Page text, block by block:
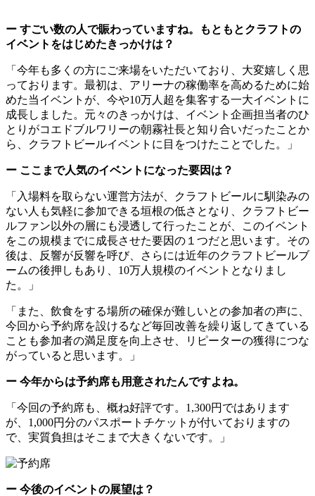
ー すごい数の人で賑わっていますね。もともとクラフトの
イベントをはじめたきっかけは？
「今年も多くの方にご来場をいただいており、大変嬉しく思
っております。最初は、アリーナの稼働率を高めるために始
めた当イベントが、今や10万人超を集客する一大イベントに
成長しました。元々のきっかけは、イベント企画担当者のひ
とりがコエドブルワリーの朝霧社長と知り合いだったことか
ら、クラフトビールイベントに目をつけたことでした。」
ー ここまで人気のイベントになった要因は？
「入場料を取らない運営方法が、クラフトビールに馴染みの
ない人も気軽に参加できる垣根の低さとなり、クラフトビー
ルファン以外の層にも浸透して行ったことが、このイベント
をこの規模までに成長させた要因の１つだと思います。その
後は、反響が反響を呼び、さらには近年のクラフトビールブ
ームの後押しもあり、10万人規模のイベントとなりまし
た。」
「また、飲食をする場所の確保が難しいとの参加者の声に、
今回から予約席を設けるなど毎回改善を繰り返してきている
ことも参加者の満足度を向上させ、リピーターの獲得につな
がっていると思います。」
ー 今年からは予約席も用意されたんですよね。
「今回の予約席も、概ね好評です。1,300円ではあります
が、1,000円分のパスポートチケットが付いておりますの
で、実質負担はそこまで大きくないです。」
ー 今後のイベントの展望は？